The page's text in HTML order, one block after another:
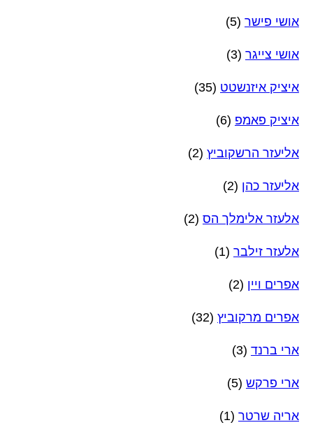
אושי פישר (5)
אושי צייגר (3)
איציק איזנשטט (35)
איציק פאמפ (6)
אליעזר הרשקוביץ (2)
אליעזר כהן (2)
אלעזר אלימלך הס (2)
אלעזר זילבר (1)
אפרים ויין (2)
אפרים מרקוביץ (32)
ארי ברנד (3)
ארי פרקש (5)
אריה שרטר (1)